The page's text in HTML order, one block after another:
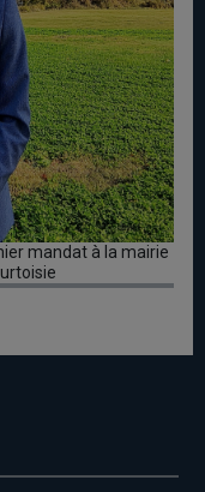
mandat à la mairie